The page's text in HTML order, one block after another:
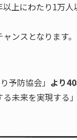
上にわたり1万人
ンスとなります
予防協会」 より
未来を実現する